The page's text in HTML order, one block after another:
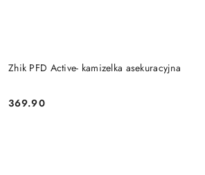
Zhik PFD Active- kamizelka asekuracyjna
Cena:
369.90